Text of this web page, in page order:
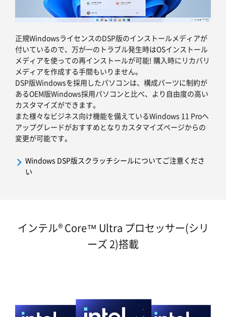
正規WindowsライセンスのDSP版のインストールメディアが
付いているので、万が一のトラブル発生時はOSインストール
メディアを使っての再インストールが可能! 購入時にリカバリ
メディアを作成する手間もいりません。
DSP版Windowsを採用したパソコンは、構成パーツに制約が
あるOEM版Windows採用パソコンと比べ、より自由度の高い
カスタマイズができます。
また様々なビジネス向け機能を備えているWindows 11 Proへ
アップグレードがおすすめとなりカスタマイズページからの
変更が可能です。
Windows DSP版スクラッチシールについてご注意くださ
い
インテル® Core™ Ultra プロセッサー(シリ
ーズ 2)搭載